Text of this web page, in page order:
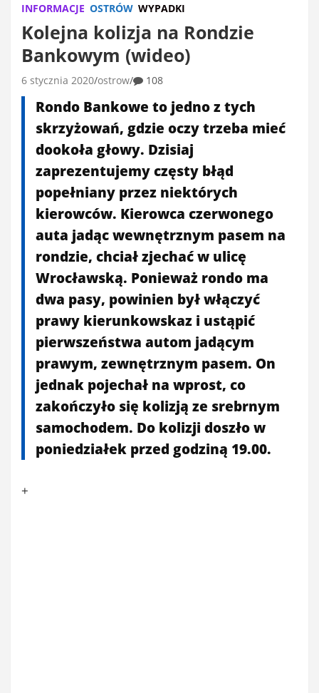
INFORMACJE OSTRÓW WYPADKI
Kolejna kolizja na Rondzie
Bankowym (wideo)
6 stycznia 2020 ostrow 108
Rondo Bankowe to jedno z tych
skrzyżowań, gdzie oczy trzeba mieć
dookoła głowy. Dzisiaj
zaprezentujemy częsty błąd
popełniany przez niektórych
kierowców. Kierowca czerwonego
auta jadąc wewnętrznym pasem na
rondzie, chciał zjechać w ulicę
Wrocławską. Ponieważ rondo ma
dwa pasy, powinien był włączyć
prawy kierunkowskaz i ustąpić
pierwszeństwa autom jadącym
prawym, zewnętrznym pasem. On
jednak pojechał na wprost, co
zakończyło się kolizją ze srebrnym
samochodem. Do kolizji doszło w
poniedziałek przed godziną 19.00.
+